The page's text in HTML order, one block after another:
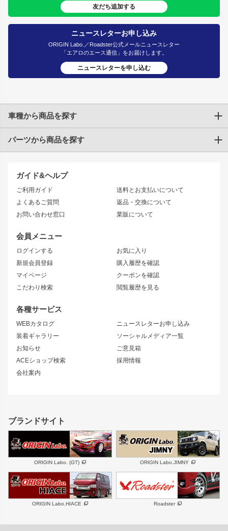
友だち追加する
ニュースレターお申し込み
ORIGIN Labo.／Roadster公式メールニュースレター
「エアロのエース通信」をお届けします。
ニュースレターを申し込む
ガイド&ヘルプ
ご利用ガイド
よくあるご質問
お問い合わせ窓口
送料とお支払いについて
返品・交換について
業販について
会員メニュー
ログインする
新規会員登録
マイページ
こだわり検索
お気に入り
購入履歴を確認
クーポンを確認
閲覧履歴を見る
各種サービス
WEBカタログ
装着ギャラリー
お知らせ
ACEショップ検索
会社案内
ニュースレターお申し込み
ソーシャルメディア一覧
ご意見箱
採用情報
車種から商品を探す
トヨタ
JZX90 CHASER
JZX110 MARK II
JZX100 MARK II
JZX90 MARK II
トレノ
マークX
アリスト
ソアラ
アルテッツァ
ニッサン
S15 シルビア
S14 シルビア 後期
S13 シルビア
180SX
シルエイティ
ワンビア
ローレル
セフィーロ
キャラバン
スズキ
GS350
SC
スバル 三菱
デリカ D:5
軽自動車 汎用
パーツから商品を探す
エアロシリーズ
ドリフトライン
風神
雷神
レーシングライン
アタックライン
ストリームライン
リアウイング
ジムニーパーツ
ホイール
MUD-S7
MUD-SR7
まつど家 鉄漢
ボンネット
フェンダー
サイドパーツ
リアゲート
メンテナンスパーツ
ハイエースパーツ
ホイール
DAYTONA-RS
DAYTONA-RS NEO
エアロシリーズ
ブランドサイト
ORIGIN Labo. (GT) ORIGIN Labo.JIMNY
ORIGIN Labo.HIACE Roadster